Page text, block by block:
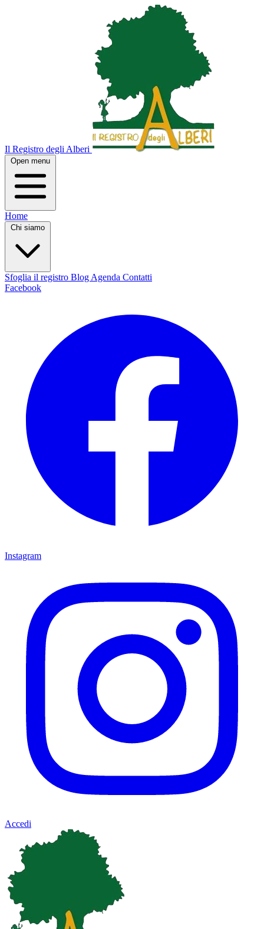
Il Registro degli Alberi
Open menu
Home
Chi siamo
Sfoglia il registro Blog Agenda Contatti
Facebook
Instagram
Accedi